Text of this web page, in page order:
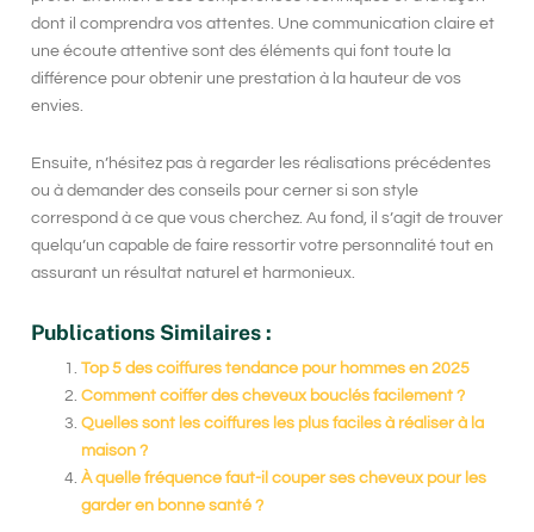
dont il comprendra vos attentes. Une communication claire et
une écoute attentive sont des éléments qui font toute la
différence pour obtenir une prestation à la hauteur de vos
envies.
Ensuite, n’hésitez pas à regarder les réalisations précédentes
ou à demander des conseils pour cerner si son style
correspond à ce que vous cherchez. Au fond, il s’agit de trouver
quelqu’un capable de faire ressortir votre personnalité tout en
assurant un résultat naturel et harmonieux
Publications Similaires :
Top 5 des coiffures tendance pour hommes en 2025
Comment coiffer des cheveux bouclés facilement ?
Quelles sont les coiffures les plus faciles à réaliser à la
maison ?
À quelle fréquence faut-il couper ses cheveux pour les
garder en bonne santé ?